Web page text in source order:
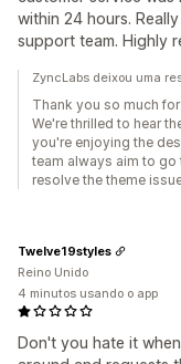
within 24 hours.
support team. Highly
ZyncLabs deixou uma
Thank you so much
We're thrilled to hear
you're enjoying the
team always aim to
resolve the theme
Don't you hate it
Twelve19styles
Reino Unido
4 minutos usando o app